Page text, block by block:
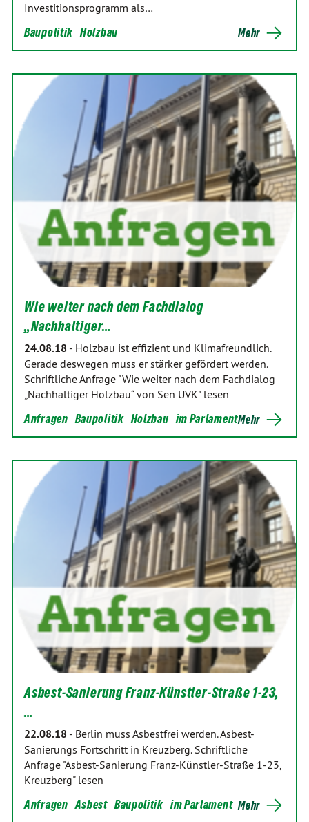
Investitionsprogramm als…
Baupolitik Holzbau Mehr
Wie weiter nach dem Fachdialog
„Nachhaltiger…
24.08.18 - Holzbau ist effizient und Klimafreundlich.
Gerade deswegen muss er stärker gefördert werden.
Schriftliche Anfrage "Wie weiter nach dem Fachdialog
„Nachhaltiger Holzbau“ von Sen UVK" lesen
Anfragen Baupolitik Holzbau im ParlamentMehr
Asbest-Sanierung Franz-Künstler-Straße 1-23,
…
22.08.18 - Berlin muss Asbestfrei werden. Asbest-
Sanierungs Fortschritt in Kreuzberg. Schriftliche
Anfrage "Asbest-Sanierung Franz-Künstler-Straße 1-23,
Kreuzberg" lesen
Anfragen Asbest Baupolitik im Parlament Mehr